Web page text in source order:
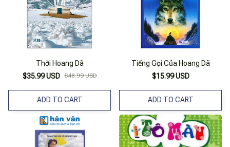
Thời Hoang Dã
$35.99 USD $48.99 USD
ADD TO CART
Tiếng Gọi Của Hoang Dã
$15.99 USD
ADD TO CART